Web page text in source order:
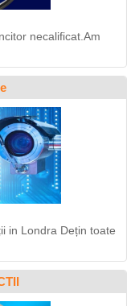
necalificat.Am
in Londra Dețin toate